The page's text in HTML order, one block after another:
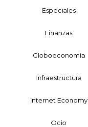
Especiales
Finanzas
Globoeconomía
Infraestructura
Internet Economy
Ocio